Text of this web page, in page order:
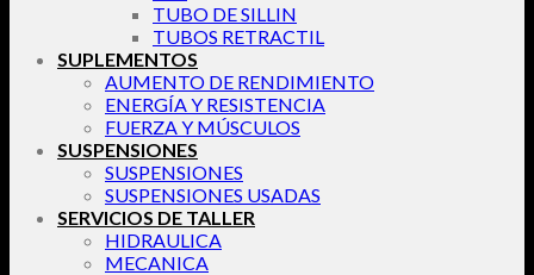
TUBO DE SILLIN
TUBOS RETRACTIL
SUPLEMENTOS
AUMENTO DE RENDIMIENTO
ENERGÍA Y RESISTENCIA
FUERZA Y MÚSCULOS
SUSPENSIONES
SUSPENSIONES
SUSPENSIONES USADAS
SERVICIOS DE TALLER
HIDRAULICA
MECANICA